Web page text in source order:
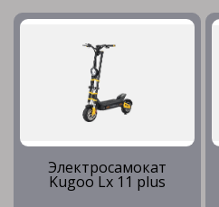
Электросамокат
Kugoo Lx 11 plus